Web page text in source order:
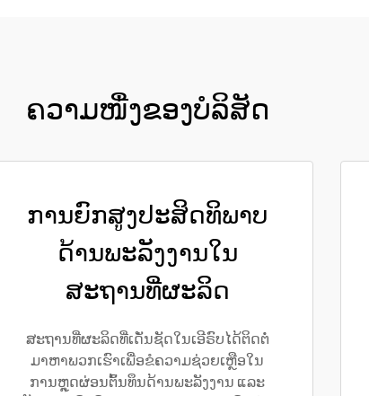
ຄວາມໜື່ງຂອງບໍລິສັດ
ການຍົກສູງປະສິດທິພາບ
ດ້ານພະລັງງານໃນ
ສະຖານທີ່ຜະລິດ
ສະຖານທີ່ຜະລິດທີ່ເດັ່ນຊັດໃນເອີຣົບໄດ້ຕິດຕໍ່
ມາຫາພວກເຮົາເພື່ອຂໍຄວາມຊ່ວຍເຫຼືອໃນ
ການຫຼຸດຜ່ອນຕົ້ນທຶນດ້ານພະລັງງານ ແລະ